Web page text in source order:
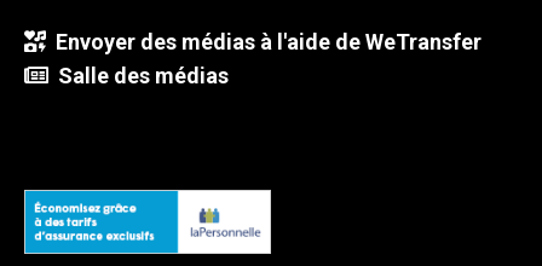
Envoyer des médias à l'aide de WeTransfer
Salle des médias